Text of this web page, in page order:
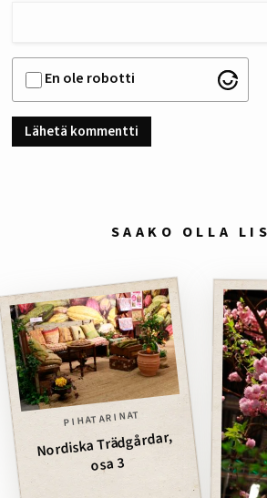
En ole robotti
SAAKO OLLA
PIHATARINAT
Nordiska Trädgårdar,
osa 3